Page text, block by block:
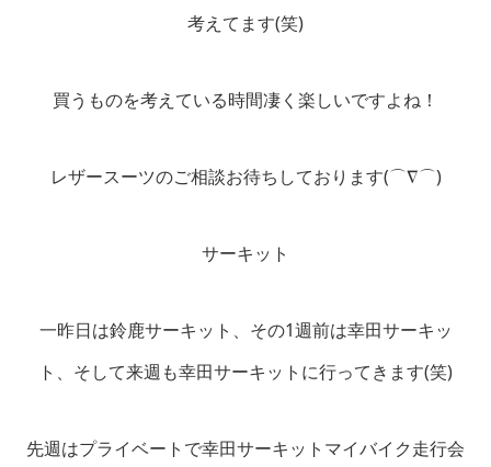
考えてます(笑)
買うものを考えている時間凄く楽しいですよね！
レザースーツのご相談お待ちしております(⌒∇⌒)
サーキット
一昨日は鈴鹿サーキット、その1週前は幸田サーキッ
ト、そして来週も幸田サーキットに行ってきます(笑)
先週はプライベートで幸田サーキットマイバイク走行会